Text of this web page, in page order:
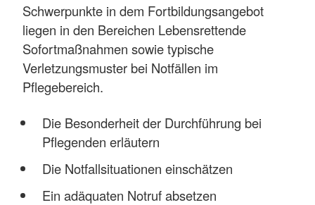
Schwerpunkte in dem Fortbildungsangebot
liegen in den Bereichen Lebensrettende
Sofortmaßnahmen sowie typische
Verletzungsmuster bei Notfällen im
Pflegebereich.
Die Besonderheit der Durchführung bei
Pflegenden erläutern
Die Notfallsituationen einschätzen
Ein adäquaten Notruf absetzen